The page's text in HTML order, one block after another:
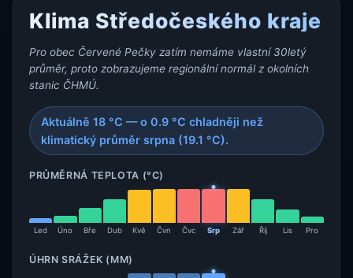
Klima Středočeského kraje
Pro obec Červené Pečky zatím nemáme vlastní 30letý
průměr, proto zobrazujeme regionální normál z okolních
stanic ČHMÚ.
Aktuálně 18 °C — o 0.9 °C chladněji než
klimatický průměr srpna (19.1 °C).
PRŮMĚRNÁ TEPLOTA (°C)
Led Úno Bře Dub Kvě Čvn Čvc Srp Zář Říj Lis Pro
ÚHRN SRÁŽEK (MM)